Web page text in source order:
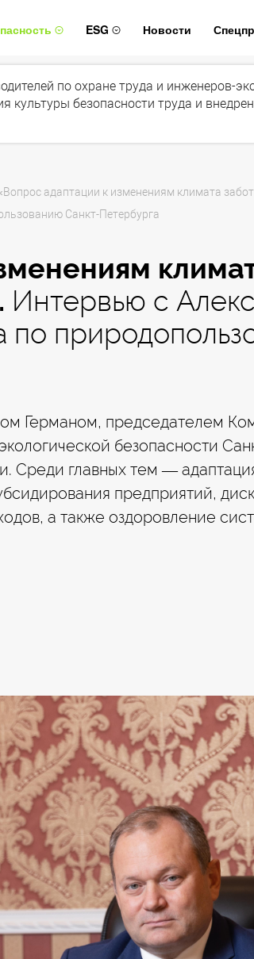
ESG Новости
по охране труда и инженеров-
безопасности труда и
адаптации к изменениям климата
Санкт-Петербурга
Интервью с
по
Германом, председателем
безопасности
Среди главных тем —
предприятий,
а также оздоровление